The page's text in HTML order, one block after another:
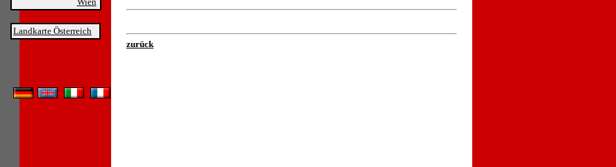
Landkarte Österreich
zurück